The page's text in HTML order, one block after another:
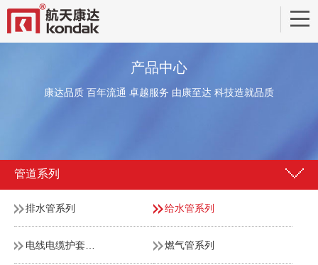
产品中心
康达品质 百年流通 卓越服务 由康至达 科技造就品质
管道系列
排水管系列 给水管系列
电线电缆护套管系列 燃气管系列